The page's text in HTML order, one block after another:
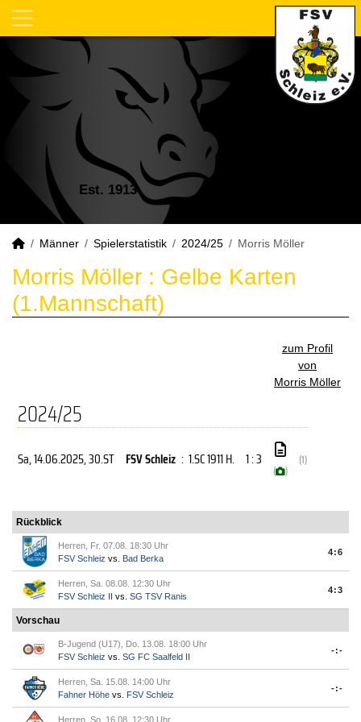
Est. 1913
Männer Spielerstatistik 2024/25 Morris Möller
Morris Möller : Gelbe Karten
(1.Mannschaft)
zum Profil
von
Morris Möller
2024/25
Sa, 14.06.2025, 30.ST FSV Schleiz : 1.SC 1911 H. 1 : 3
( )
(1)
Rückblick
Herren, Fr. 07.08. 18:30 Uhr
FSV Schleiz vs. Bad Berka
4:6
Herren, Sa. 08.08. 12:30 Uhr
FSV Schleiz II vs. SG TSV Ranis
4:3
Vorschau
B-Jugend (U17), Do. 13.08. 18:00 Uhr
FSV Schleiz vs. SG FC Saalfeld II
-:-
Herren, Sa. 15.08. 14:00 Uhr
Fahner Höhe vs. FSV Schleiz
-:-
Herren, So. 16.08. 12:30 Uhr